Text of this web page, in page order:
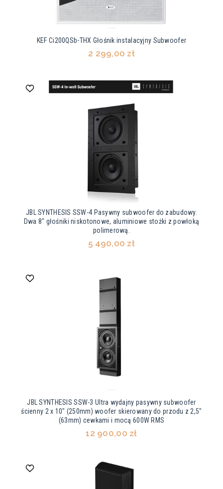
KEF Ci200QSb-THX Głośnik instalacyjny Subwoofer
2 299,00 zł
JBL SYNTHESIS SSW-4 Pasywny subwoofer do zabudowy.
Dwa 8" głośniki niskotonowe, aluminiowe stożki z powłoką
polimerową.
5 490,00 zł
JBL SYNTHESIS SSW-3 Ultra wydajny pasywny subwoofer
ścienny 2 x 10" (250mm) woofer skierowany do przodu z 2,5"
(63mm) cewkami i mocą 600W RMS
12 900,00 zł